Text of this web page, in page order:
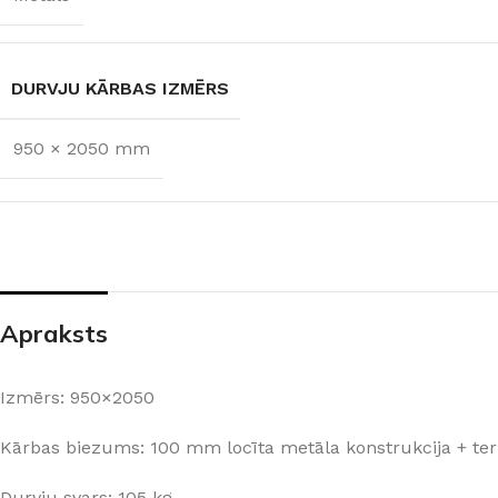
IZMĒRS
DURVJU KĀRBAS IZMĒRS
950 × 2050 mm
Apraksts
Izmērs: 950×2050
Kārbas biezums: 100 mm locīta metāla konstrukcija +